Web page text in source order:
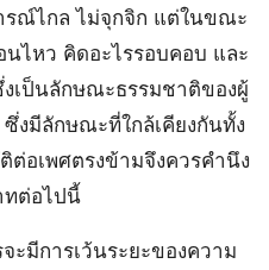
รณ์ไกล ไม่จุกจิก แต่ในขณะ
ไหว คิดอะไรรอบคอบ และ
เป็นลักษณะธรรมชาติของผู้
งมีลักษณะที่ใกล้เคียงกันทั้ง
อเพศตรงข้ามจึงควรคำนึง
ทต่อไปนี้
ะมีการเว้นระยะของความ